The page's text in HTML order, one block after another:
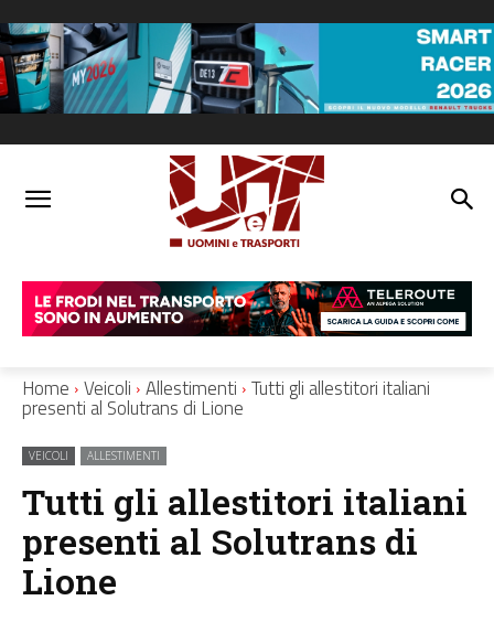
Home Veicoli Allestimenti Tutti gli allestitori italiani
presenti al Solutrans di Lione
VEICOLI ALLESTIMENTI
Tutti gli allestitori italiani
presenti al Solutrans di
Lione